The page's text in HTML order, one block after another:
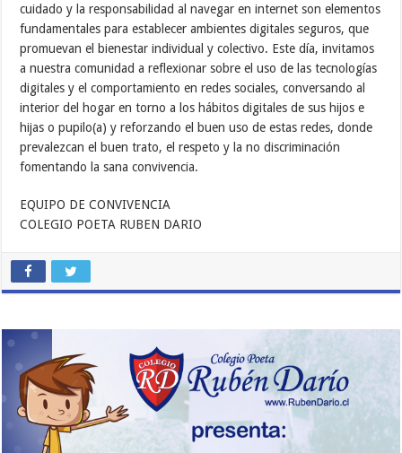
cuidado y la responsabilidad al navegar en internet son elementos
fundamentales para establecer ambientes digitales seguros, que
promuevan el bienestar individual y colectivo. Este día, invitamos
a nuestra comunidad a reflexionar sobre el uso de las tecnologías
digitales y el comportamiento en redes sociales, conversando al
interior del hogar en torno a los hábitos digitales de sus hijos e
hijas o pupilo(a) y reforzando el buen uso de estas redes, donde
prevalezcan el buen trato, el respeto y la no discriminación
fomentando la sana convivencia.
EQUIPO DE CONVIVENCIA
COLEGIO POETA RUBEN DARIO